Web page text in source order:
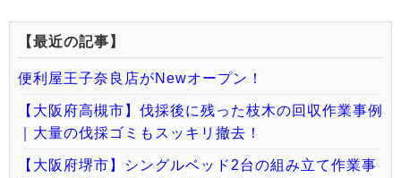
【最近の記事】
便利屋王子奈良店がNewオープン！
【大阪府高槻市】伐採後に残った枝木の回収作業事例
｜大量の伐採ゴミもスッキリ撤去！
【大阪府堺市】シングルベッド2台の組み立て作業事